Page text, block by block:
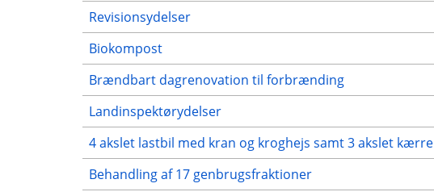
Revisionsydelser
Biokompost
Brændbart dagrenovation til forbrænding
Landinspektørydelser
4 akslet lastbil med kran og kroghejs samt 3 akslet kærre
Behandling af 17 genbrugsfraktioner